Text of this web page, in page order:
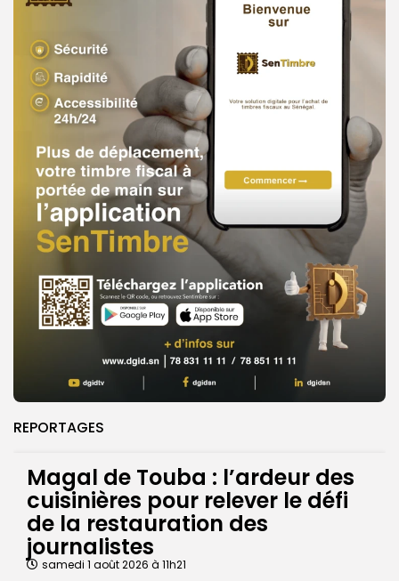
REPORTAGES
Magal de Touba : l’ardeur des
cuisinières pour relever le défi
de la restauration des
journalistes
samedi 1 août 2026 à 11h21